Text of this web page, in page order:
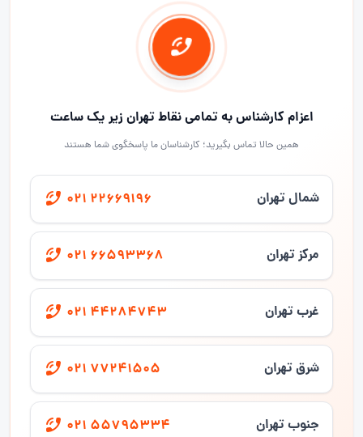
اعزام کارشناس به تمامی نقاط تهران زیر یک ساعت
همین حالا تماس بگیرید؛ کارشناسان ما پاسخگوی شما هستند
شمال تهران 021 22669196
مرکز تهران 021 66593368
غرب تهران 021 44284743
شرق تهران 021 77241505
جنوب تهران 021 55795334